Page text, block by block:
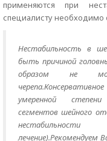
применяются при
специалисту необходимо
Нестабильность в
быть причиной
образом не
умеренной
сегментов шейного
нестабильности
лечение).Рекомендуем